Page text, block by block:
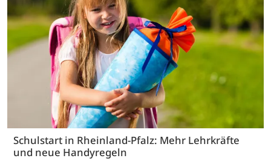
Schulstart in Rheinland-Pfalz: Mehr Lehrkräfte
und neue Handyregeln